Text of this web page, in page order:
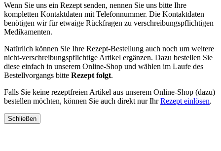
Wenn Sie uns ein Rezept senden, nennen Sie uns bitte Ihre
kompletten Kontaktdaten mit Telefonnummer. Die Kontaktdaten
benötigen wir für etwaige Rückfragen zu verschreibungspflichtigen
Medikamenten.
Natürlich können Sie Ihre Rezept-Bestellung auch noch um weitere
nicht-verschreibungspflichtige Artikel ergänzen. Dazu bestellen Sie
diese einfach in unserem Online-Shop und wählen im Laufe des
Bestellvorgangs bitte Rezept folgt.
Falls Sie keine rezeptfreien Artikel aus unserem Online-Shop (dazu)
bestellen möchten, können Sie auch direkt nur IhrRezept einlösen.
Schließen